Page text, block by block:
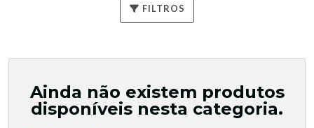
FILTROS
Ainda não existem produtos
disponíveis nesta categoria.